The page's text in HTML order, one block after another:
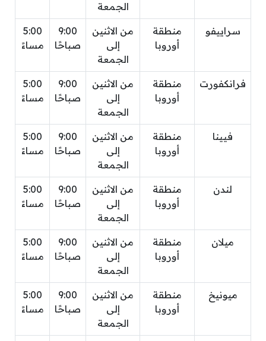
الجمعة
سراييفو
منطقة
أوروبا
من الاثنين
إلى
الجمعة
9:00
صباحًا
5:00
مساءً
فرانكفورت
منطقة
أوروبا
من الاثنين
إلى
الجمعة
9:00
صباحًا
5:00
مساءً
فيينا
منطقة
أوروبا
من الاثنين
إلى
الجمعة
9:00
صباحًا
5:00
مساءً
لندن
منطقة
أوروبا
من الاثنين
إلى
الجمعة
9:00
صباحًا
5:00
مساءً
ميلان
منطقة
أوروبا
من الاثنين
إلى
الجمعة
9:00
صباحًا
5:00
مساءً
ميونيخ
منطقة
أوروبا
من الاثنين
إلى
الجمعة
9:00
صباحًا
5:00
مساءً